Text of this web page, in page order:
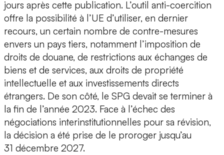
jours après cette publication. L’outil anti-coercition
offre la possibilité à l’UE d’utiliser, en dernier
recours, un certain nombre de contre-mesures
envers un pays tiers, notamment l’imposition de
droits de douane, de restrictions aux échanges de
biens et de services, aux droits de propriété
intellectuelle et aux investissements directs
étrangers. De son côté, le SPG devait se terminer à
la fin de l’année 2023. Face à l’échec des
négociations interinstitutionnelles pour sa révision,
la décision a été prise de le proroger jusqu’au
31 décembre 2027.